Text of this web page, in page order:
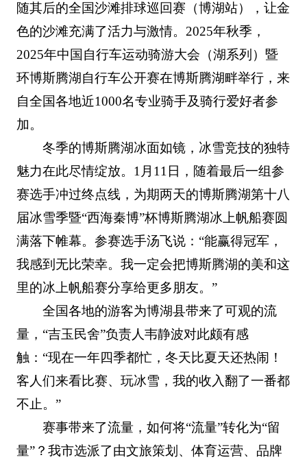
随其后的全国沙滩排球巡回赛（博湖站），让金
色的沙滩充满了活力与激情。2025年秋季，
2025年中国自行车运动骑游大会（湖系列）暨
环博斯腾湖自行车公开赛在博斯腾湖畔举行，来
自全国各地近1000名专业骑手及骑行爱好者参
加。
冬季的博斯腾湖冰面如镜，冰雪竞技的独特
魅力在此尽情绽放。1月11日，随着最后一组参
赛选手冲过终点线，为期两天的博斯腾湖第十八
届冰雪季暨“西海秦博”杯博斯腾湖冰上帆船赛圆
满落下帷幕。参赛选手汤飞说：“能赢得冠军，
我感到无比荣幸。我一定会把博斯腾湖的美和这
里的冰上帆船赛分享给更多朋友。”
全国各地的游客为博湖县带来了可观的流
量，“吉玉民舍”负责人韦静波对此颇有感
触：“现在一年四季都忙，冬天比夏天还热闹！
客人们来看比赛、玩冰雪，我的收入翻了一番都
不止。”
赛事带来了流量，如何将“流量”转化为“留
量”？我市选派了由文旅策划、体育运营、品牌